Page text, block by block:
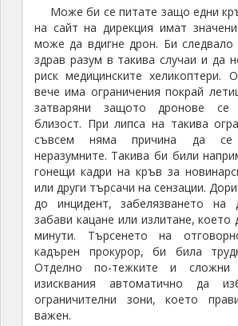
Може би се питате защо едни
на сайт на дирекция имат
може да вдигне дрон. Би следвало
здрав разум в такива случаи и да
риск медицинските хеликоптери.
вече има ограничения покрай
затваряни защото дронове се
близост. При липса на такива
съвсем няма причина да се
неразумните. Такива би били
гонещи кадри на кръв за
или други търсачи на сензации.
до инцидент, забелязването
забави кацане или излитане, което
минути. Търсенето на
кадърен прокурор, би била
Отделно по-тежките и
изисквания автоматично да
ограничителни зони, което
важен.